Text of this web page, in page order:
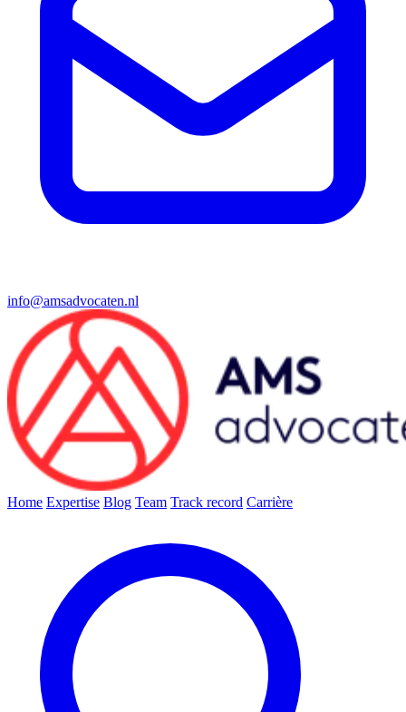
info@amsadvocaten.nl
Home Expertise Blog Team Track record Carrière